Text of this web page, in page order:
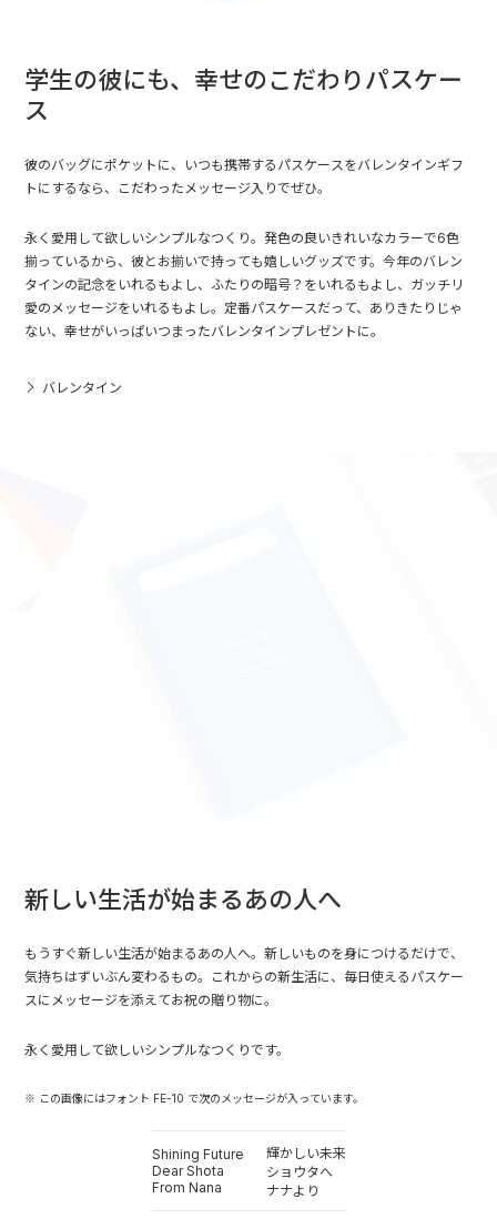
学生の彼にも、幸せのこだわりパスケー
ス
彼のバッグにポケットに、いつも携帯するパスケースをバレンタインギフ
トにするなら、こだわったメッセージ入りでぜひ。
永く愛用して欲しいシンプルなつくり。発色の良いきれいなカラーで6色
揃っているから、彼とお揃いで持っても嬉しいグッズです。今年のバレン
タインの記念をいれるもよし、ふたりの暗号？をいれるもよし、ガッチリ
愛のメッセージをいれるもよし。定番パスケースだって、ありきたりじゃ
ない、幸せがいっぱいつまったバレンタインプレゼントに。
バレンタイン
新しい生活が始まるあの人へ
もうすぐ新しい生活が始まるあの人へ。新しいものを身につけるだけで、
気持ちはずいぶん変わるもの。これからの新生活に、毎日使えるパスケー
スにメッセージを添えてお祝の贈り物に。
永く愛用して欲しいシンプルなつくりです。
※ この画像にはフォント FE-10 で次のメッセージが入っています。
Shining Future
Dear Shota
From Nana
輝かしい未来
ショウタへ
ナナより